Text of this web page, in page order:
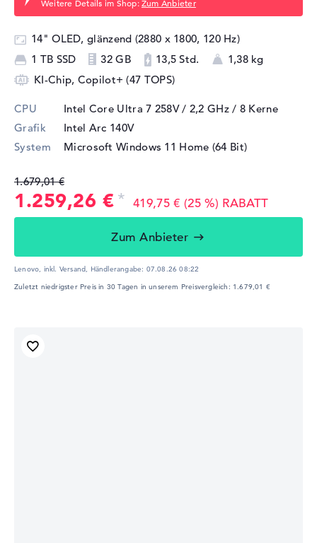
Weitere Details im Shop:Zum Anbieter
14" OLED, glänzend (2880 x 1800, 120 Hz)
1 TB SSD
32 GB 13,5 Std.
1,38 kg
KI-Chip, Copilot+ (47 TOPS)
CPU Intel Core Ultra 7 258V / 2,2 GHz/ 8 Kerne
Grafik
Intel Arc 140V
System
Microsoft Windows 11 Home (64 Bit)
1.679,01 €
1.259,26 € 419,75 € (25 %) RABATT
Zum Anbieter
Lenovo, inkl. Versand, Händlerangabe: 07.08.26 08:22
Zuletzt niedrigster Preis in 30 Tagen in unserem Preisvergleich: 1.679,01 €